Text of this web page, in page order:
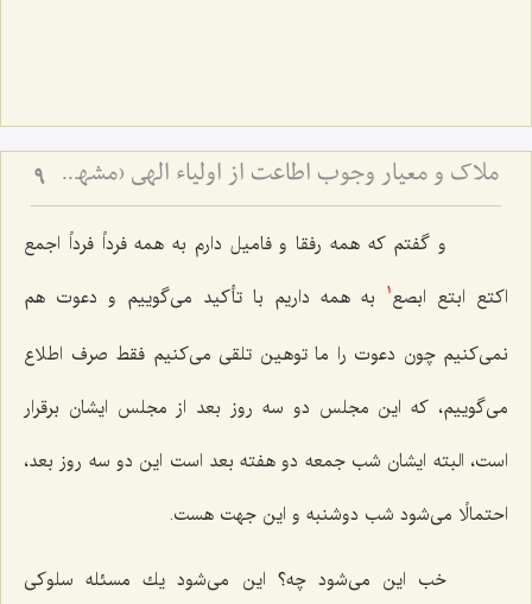
ملاک و معیار وجوب اطاعت از اولیاء الهی (مشهد مقدس) 9
و گفتم كه همه رفقا و فامیل دارم به همه فرداً فرداً اجمع
اكتع ابتع ابصع‌ 1
به همه داریم با تأكید می‌گوییم و دعوت هم
نمی‌كنیم چون دعوت را ما توهین تلقی می‌كنیم فقط صرف اطلاع
می‌گوییم، كه این مجلس دو سه روز بعد از مجلس ایشان برقرار
است، البته ایشان شب جمعه دو هفته بعد است این دو سه روز بعد،
احتمالًا می‌شود شب دوشنبه و این جهت هست.
خب این می‌شود چه؟ این می‌شود یك مسئله سلوكی